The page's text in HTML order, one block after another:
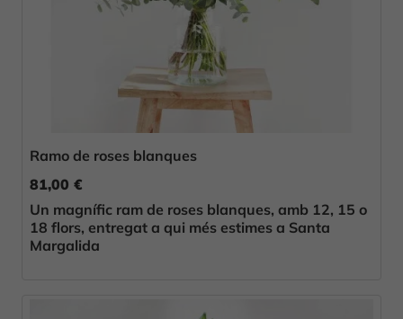
Ramo de roses blanques
81,00 €
Un magnífic ram de roses blanques, amb 12, 15 o
18 flors, entregat a qui més estimes a Santa
Margalida